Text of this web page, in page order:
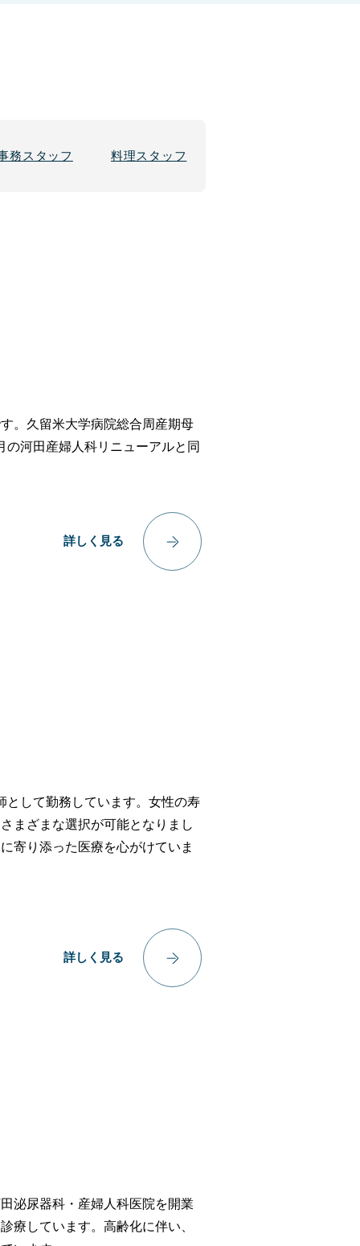
務スタッフ 料理スタッフ
。久留米大学病院総合周産期母
の河田産婦人科リニューアルと同
詳しく見る
として勤務しています。女性の寿
まざまな選択が可能となりまし
寄り添った医療を心がけていま
詳しく見る
泌尿器科・産婦人科医院を開業
療しています。高齢化に伴い、